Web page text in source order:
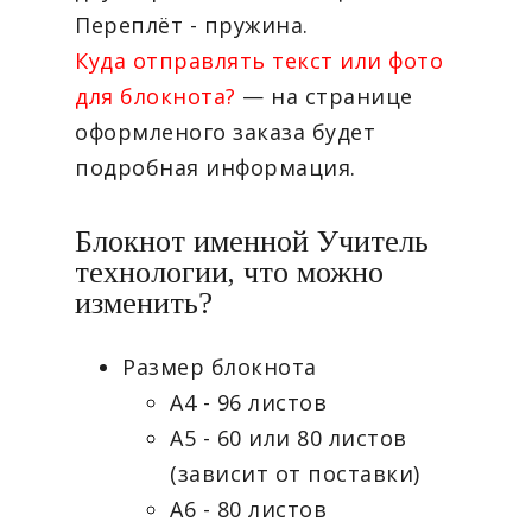
Переплёт - пружина.
Куда отправлять текст или фото
для блокнота? — на странице
оформленого заказа будет
подробная информация.
Блокнот именной Учитель
технологии, что можно
изменить?
Размер блокнота
А4 - 96 листов
А5 - 60 или 80 листов
(зависит от поставки)
А6 - 80 листов